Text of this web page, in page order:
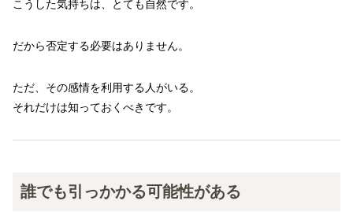
こうした気持ちは、とても自然です。
だから否定する必要はありません。
ただ、その感情を利用する人がいる。
それだけは知っておくべきです。
誰でも引っかかる可能性がある